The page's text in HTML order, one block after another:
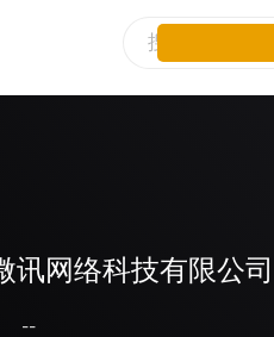
讯网络科技有限公司
--